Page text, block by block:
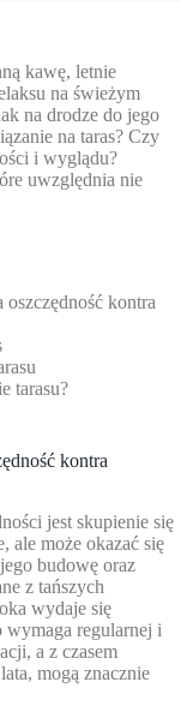
kawę, letnie
na świeżym
na drodze do jego
na taras? Czy
i wyglądu?
uwzględnia nie
kontra
tarasu?
kontra
jest skupienie się
ale może okazać się
budowę oraz
z tańszych
wydaje się
wymaga regularnej i
a z czasem
mogą znacznie